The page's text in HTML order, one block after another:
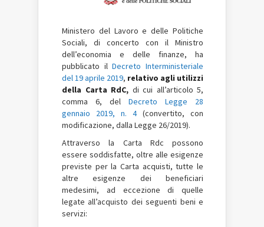
Ministero del Lavoro e delle Politiche
Sociali, di concerto con il Ministro
dell’economia e delle finanze, ha
pubblicato ilDecreto Interministeriale
del 19 aprile 2019, relativo agli utilizzi
della Carta RdC, di cui all’articolo 5,
comma 6, del Decreto Legge 28
gennaio 2019, n. 4(convertito, con
modificazione, dalla Legge 26/2019).
Attraverso la Carta Rdc possono
essere soddisfatte, oltre alle esigenze
previste per la Carta acquisti, tutte le
altre esigenze dei beneficiari
medesimi, ad eccezione di quelle
legate all’acquisto dei seguenti beni e
servizi: